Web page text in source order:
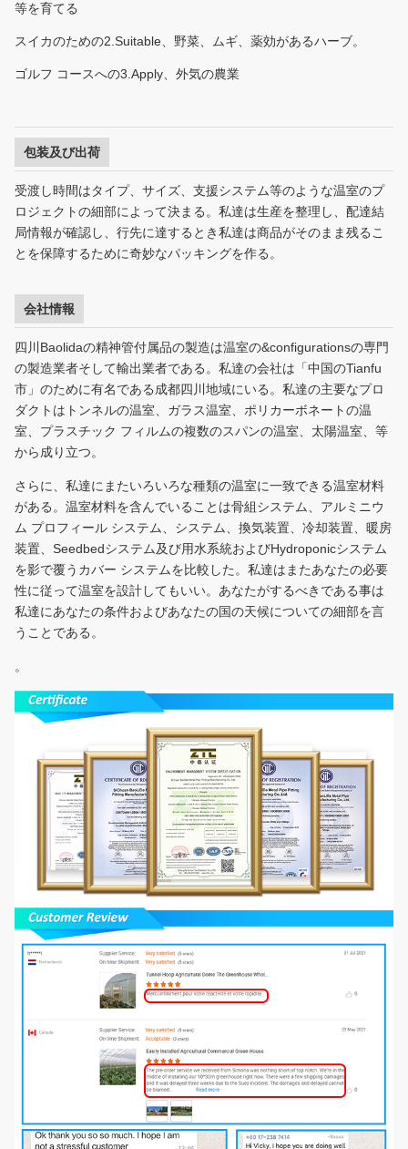
等を育てる
スイカのための2.Suitable、野菜、ムギ、薬効があるハーブ。
ゴルフ コースへの3.Apply、外気の農業
包装及び出荷
受渡し時間はタイプ、サイズ、支援システム等のような温室のプ
ロジェクトの細部によって決まる。私達は生産を整理し、配達結
局情報が確認し、行先に達するとき私達は商品がそのまま残るこ
とを保障するために奇妙なパッキングを作る。
会社情報
四川Baolidaの精神管付属品の製造は温室の&configurationsの専門
の製造業者そして輸出業者である。私達の会社は「中国のTianfu
市」のために有名である成都四川地域にいる。私達の主要なプロ
ダクトはトンネルの温室、ガラス温室、ポリカーボネートの温
室、プラスチック フィルムの複数のスパンの温室、太陽温室、等
から成り立つ。
さらに、私達にまたいろいろな種類の温室に一致できる温室材料
がある。温室材料を含んでいることは骨組システム、アルミニウ
ム プロフィール システム、システム、換気装置、冷却装置、暖房
装置、Seedbedシステム及び用水系統およびHydroponicシステム
を影で覆うカバー システムを比較した。私達はまたあなたの必要
性に従って温室を設計してもいい。あなたがするべきである事は
私達にあなたの条件およびあなたの国の天候についての細部を言
うことである。
。